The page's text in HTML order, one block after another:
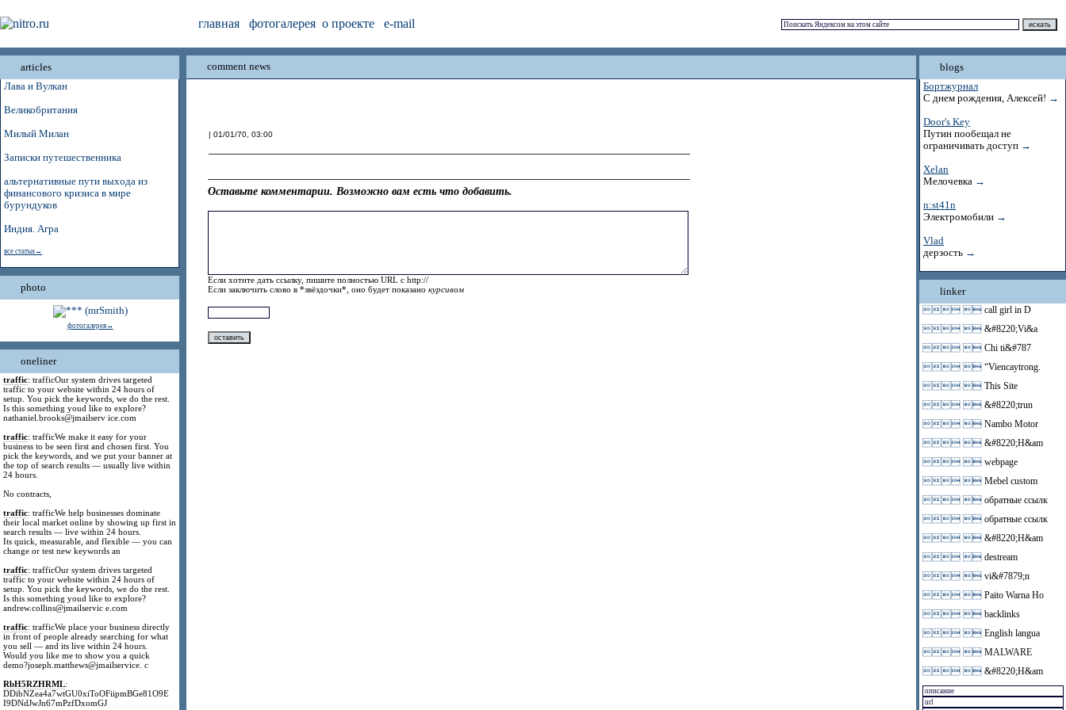
главная фотогалерея о проекте e-mail
articles
Лава и Вулкан
Великобритания
Милый Милан
Записки путешественника
альтернативные пути выхода из
финансового кризиса в мире
бурундуков
Индия. Агра
все статьи→
photo
фотогалерея→
oneliner
traffic: trafficOur system drives targeted
traffic to your website within 24 hours of
setup. You pick the keywords, we do the rest.
Is this something youd like to explore?
nathaniel.brooks@jmailserv ice.com
traffic: trafficWe make it easy for your
business to be seen first and chosen first. You
pick the keywords, and we put your banner at
the top of search results — usually live within
24 hours.
No contracts,
traffic: trafficWe help businesses dominate
their local market online by showing up first in
search results — live within 24 hours.
Its quick, measurable, and flexible — you can
change or test new keywords an
traffic: trafficOur system drives targeted
traffic to your website within 24 hours of
setup. You pick the keywords, we do the rest.
Is this something youd like to explore?
andrew.collins@jmailservic e.com
traffic: trafficWe place your business directly
in front of people already searching for what
you sell — and its live within 24 hours.
Would you like me to show you a quick
demo?joseph.matthews@jmailservice. c
RbH5RZHRML:
DDibNZea4a7wtGU0xiToOFiipmBGe81O9E
I9DNdJwJn67mPzfDxomGJ
comment news
| 01/01/70, 03:00
Оставьте комментарии. Возможно вам есть что добавить.
Если хотите дать ссылку, пишите полностью URL с http://
Если заключить слово в *звёздочки*, оно будет показанокурсивом
blogs
Бортжурнал
С днем рождения, Алексей! →
Door's Key
Путин пообещал не
ограничивать доступ →
Xelan
Мелочевка →
n:st41n
Электромобили →
Vlad
дерзость →
linker
  call girl in D
  &#8220;Vi&a
  Chi ti&#787
  “Viencaytrong.
  This Site
  &#8220;trun
  Nambo Motor
  &#8220;H&am
  webpage
  Mebel custom
  обратные ссылк
  обратные ссылк
  &#8220;H&am
  destream
  vi&#7879;n
  Paito Warna Ho
  backlinks
  English langua
  MALWARE
  &#8220;H&am